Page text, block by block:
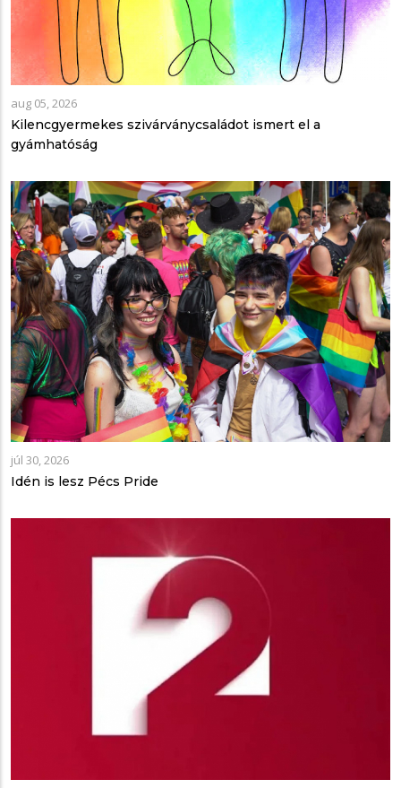
aug 05, 2026
Kilencgyermekes szivárványcsaládot ismert el a
gyámhatóság
júl 30, 2026
Idén is lesz Pécs Pride